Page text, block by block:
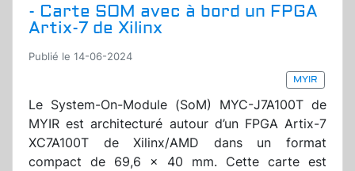
- Carte SOM avec à bord un FPGA
Artix-7 de Xilinx
Publié le 14-06-2024
MYIR
Le System-On-Module (SoM) MYC-J7A100T de
MYIR est architecturé autour d’un FPGA Artix-7
XC7A100T de Xilinx/AMD dans un format
compact de 69,6 x 40 mm. Cette carte est